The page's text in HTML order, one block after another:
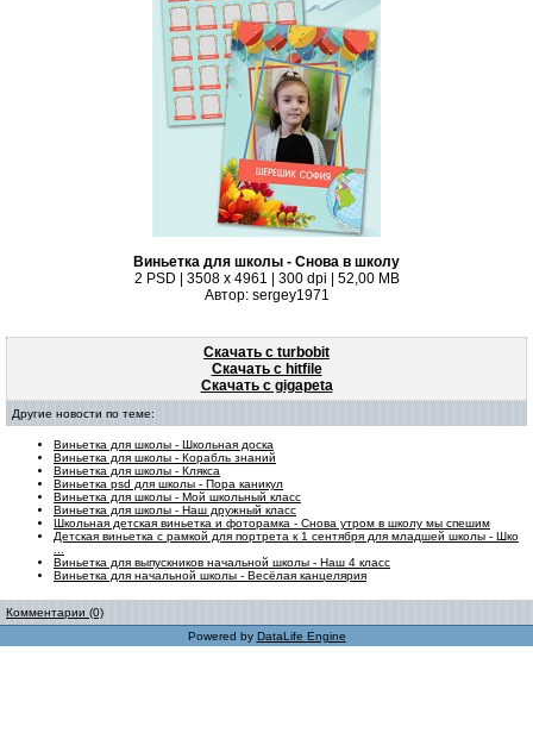
Виньетка для школы - Снова в школу
2 PSD | 3508 x 4961 | 300 dpi | 52,00 MB
Автор: sergey1971
Скачать с turbobit
Скачать с hitfile
Скачать с gigapeta
Другие новости по теме:
Виньетка для школы - Школьная доска
Виньетка для школы - Корабль знаний
Виньетка для школы - Клякса
Виньетка psd для школы - Пора каникул
Виньетка для школы - Мой школьный класс
Виньетка для школы - Наш дружный класс
Школьная детская виньетка и фоторамка - Снова утром в школу мы спешим
Детская виньетка с рамкой для портрета к 1 сентября для младшей школы - Шко
Виньетка для выпускников начальной школы - Наш 4 класс
Виньетка для начальной школы - Весёлая канцелярия
Комментарии (0)
Powered by DataLife Engine